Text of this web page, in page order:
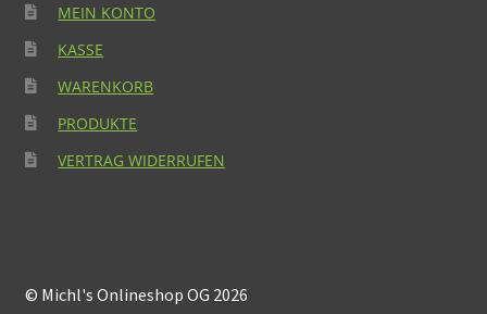
MEIN KONTO
KASSE
WARENKORB
PRODUKTE
VERTRAG WIDERRUFEN
© Michl's Onlineshop OG 2026